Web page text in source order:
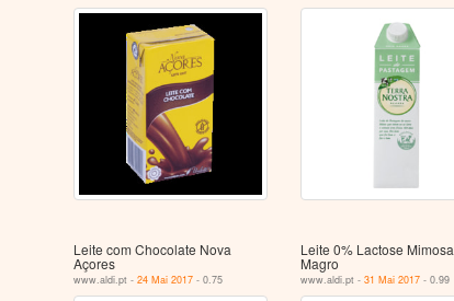
Leite com Chocolate Nova
Açores
www.aldi.pt -24 Mai 2017 - 0.75
Leite 0% Lactose Mimosa
Magro
www.aldi.pt - 31 Mai 2017- 0.99